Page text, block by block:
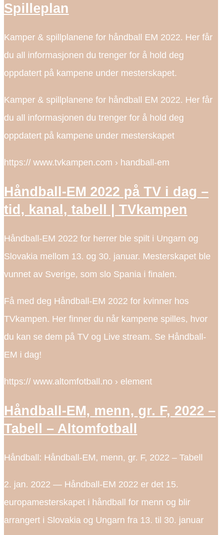
Spilleplan
Kamper & spillplanene for håndball EM 2022. Her får
du all informasjonen du trenger for å hold deg
oppdatert på kampene under mesterskapet.
Kamper & spillplanene for håndball EM 2022. Her får
du all informasjonen du trenger for å hold deg
oppdatert på kampene under mesterskapet
https:// www.tvkampen.com › handball-em
Håndball-EM 2022 på TV i dag –
tid, kanal, tabell | TVkampen
Håndball-EM 2022 for herrer ble spilt i Ungarn og
Slovakia mellom 13. og 30. januar. Mesterskapet ble
vunnet av Sverige, som slo Spania i finalen.
Få med deg Håndball-EM 2022 for kvinner hos
TVkampen. Her finner du når kampene spilles, hvor
du kan se dem på TV og Live stream. Se Håndball-
EM i dag!
https:// www.altomfotball.no › element
Håndball-EM, menn, gr. F, 2022 –
Tabell – Altomfotball
Håndball: Håndball-EM, menn, gr. F, 2022 – Tabell
2. jan. 2022 — Håndball-EM 2022 er det 15.
europamesterskapet i håndball for menn og blir
arrangert i Slovakia og Ungarn fra 13. til 30. januar